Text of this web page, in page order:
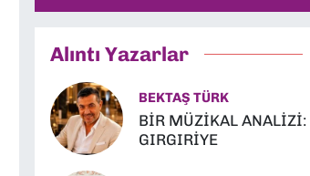
Alıntı Yazarlar
BEKTAŞ TÜRK
BİR MÜZİKAL ANALİZİ:
GIRGIRİYE